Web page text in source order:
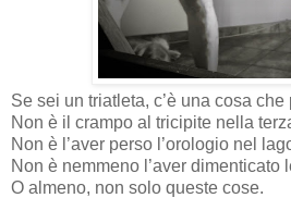
Se sei un triatleta, c’è una cosa
Non è il crampo al tricipite nella
Non è l’aver perso l’orologio nel
Non è nemmeno l’aver dimenticato
O almeno, non solo queste cose.